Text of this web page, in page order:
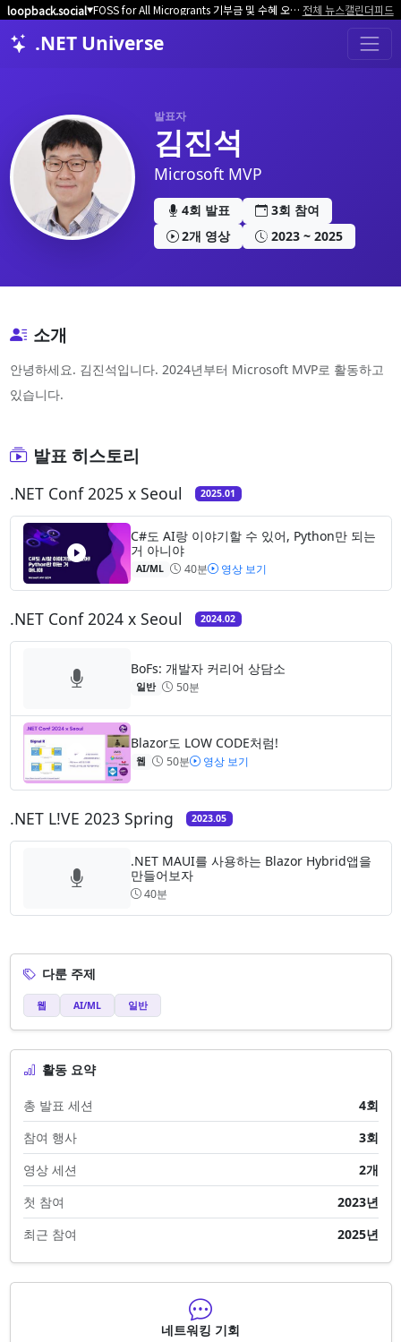
loopback.social▼ FOSS for All Microgrants 기부금 및 수혜 오픈소스 프로젝트/커뮤니티 모집 전체 뉴스캘린더피드
.NET Universe
발표자
김진석
Microsoft MVP
4회 발표
3회 참여
2개 영상
2023 ~ 2025
소개
안녕하세요. 김진석입니다. 2024년부터 Microsoft MVP로 활동하고
있습니다.
발표 히스토리
.NET Conf 2025 x Seoul 2025.01
C#도 AI랑 이야기할 수 있어, Python만 되는
거 아니야
AI/ML 40분 영상 보기
.NET Conf 2024 x Seoul 2024.02
BoFs: 개발자 커리어 상담소
일반 50분
Blazor도 LOW CODE처럼!
웹 50분 영상 보기
.NET L!VE 2023 Spring 2023.05
.NET MAUI를 사용하는 Blazor Hybrid앱을
만들어보자
40분
다룬 주제
웹 AI/ML 일반
활동 요약
총 발표 세션
4회
참여 행사
3회
영상 세션
2개
첫 참여
2023년
최근 참여
2025년
네트워킹 기회